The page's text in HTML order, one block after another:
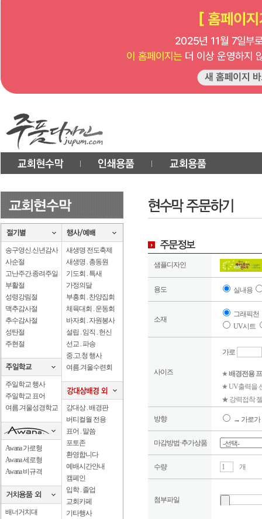
송구영신.신년감사
사순절
고난주간.종려주일
부활절
성령강림절
맥추감사절
추수감사절
성탄절
주현절
주일학교 행사
주일학교 표어
여름.겨울성경학교
Awana 가로형
Awana 세로형
Awana 비규격
배너거치대
새생명 전도축제
새생명 . 총동원
기도회 . 특새
가정의달
부흥회 . 찬양집회
체육대회 . 운동회
바자회 . 자원봉사
설립 . 임직 . 헌신
선교 . 파송
중.고.청 행사
여름.겨울수련회
강대상 . 배경판
버티컬월 전용
표어 . 말씀
포토존
환영합니다
예배시간안내
캠페인
입학 . 졸업
교회카페
기타행사
샘플디자인
용도 실내용
소재
그래픽천
UV시트
사이즈
가로
★배경전용
★ UV출력을
★ 강력접착
방향 → 가로가
마감방법·추가상품
수량 개
첨부파일